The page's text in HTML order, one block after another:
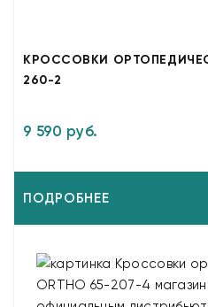
КРОССОВКИ
260-2
9 590 руб.
ПОДРОБНЕЕ